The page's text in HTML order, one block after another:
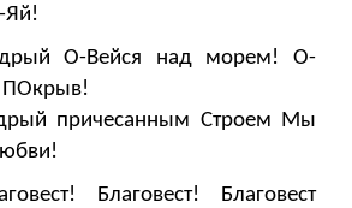
Яй!
О-Вейся над морем! О-
ПОкрыв!
причесанным Строем Мы
Благовест! Благовест